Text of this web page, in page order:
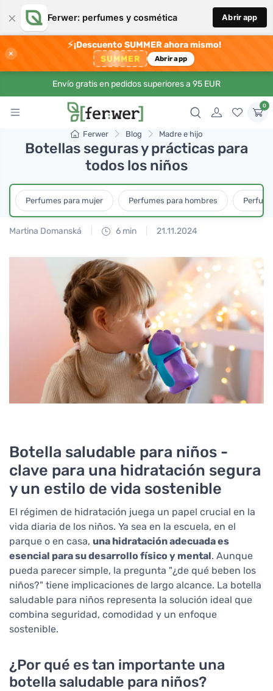
× Ferwer: perfumes y cosmética Abrir app
×
⚡¡Descuento SUMMER ahora mismo!
SUMMER Abrir app
Envío gratis en pedidos superiores a 95 EUR
0
Ferwer Blog Madre e hijo
Botellas seguras y prácticas para
todos los niños
Perfumes para mujer Perfumes para hombres
Martina Domanská 6 min 21.11.2024
Botella saludable para niños -
clave para una hidratación segura
y un estilo de vida sostenible
El régimen de hidratación juega un papel crucial en la
vida diaria de los niños. Ya sea en la escuela, en el
parque o en casa, una hidratación adecuada es
esencial para su desarrollo físico y mental. Aunque
pueda parecer simple, la pregunta "¿de qué beben los
niños?" tiene implicaciones de largo alcance. La botella
saludable para niños representa la solución ideal que
combina seguridad, comodidad y un enfoque
sostenible.
¿Por qué es tan importante una
botella saludable para niños?